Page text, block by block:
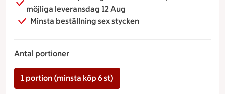
möjliga leveransdag 12 Aug
Minsta beställning sex stycken
Antal portioner
1 portion (minsta köp 6 st)